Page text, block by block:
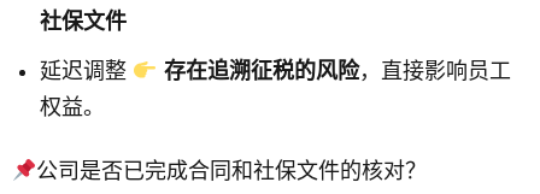
社保文件
延迟调整 存在追溯征税的风险，直接影响员工
权益。
公司是否已完成合同和社保文件的核对？